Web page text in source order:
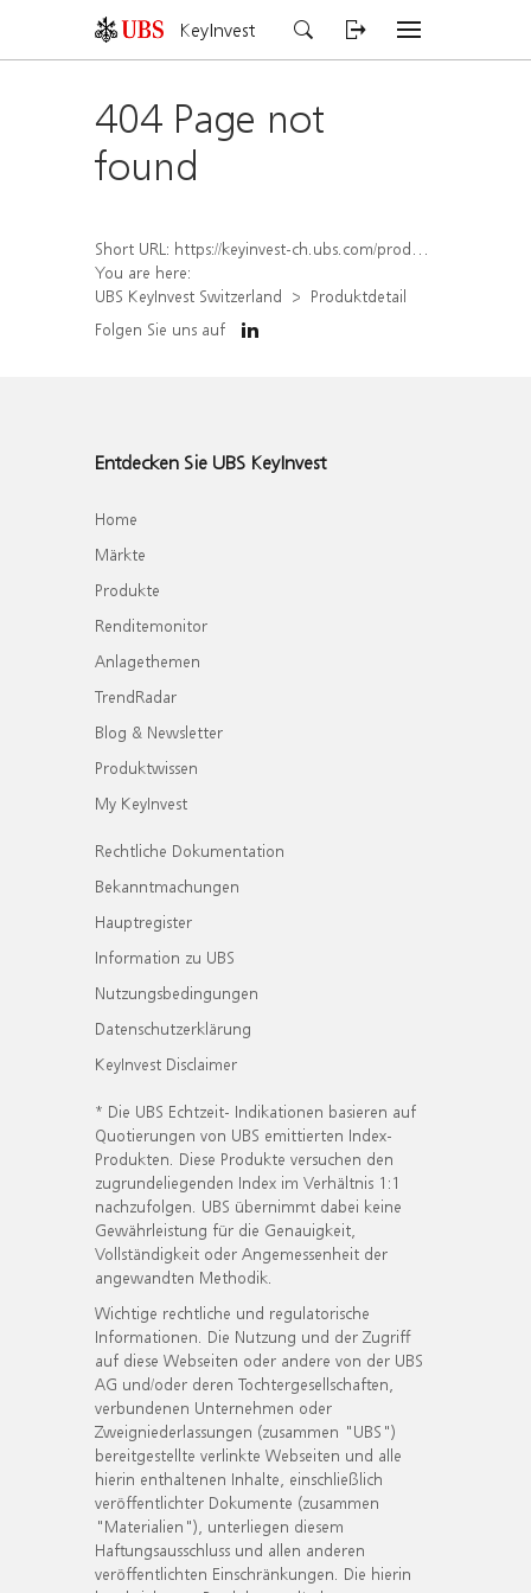
KeyInvest
404 Page not
found
Short URL: https://keyinvest-ch.ubs.com/produkt/detail/index/isin/CH1572296411
You are here:
UBS KeyInvest Switzerland
Produktdetail
Folgen Sie uns auf
Entdecken Sie UBS KeyInvest
Home
Märkte
Produkte
Renditemonitor
Anlagethemen
TrendRadar
Blog & Newsletter
Produktwissen
My KeyInvest
Rechtliche Dokumentation
Bekanntmachungen
Hauptregister
Information zu UBS
Nutzungsbedingungen
Datenschutzerklärung
KeyInvest Disclaimer
* Die UBS Echtzeit- Indikationen basieren auf
Quotierungen von UBS emittierten Index-
Produkten. Diese Produkte versuchen den
zugrundeliegenden Index im Verhältnis 1:1
nachzufolgen. UBS übernimmt dabei keine
Gewährleistung für die Genauigkeit,
Vollständigkeit oder Angemessenheit der
angewandten Methodik.
Wichtige rechtliche und regulatorische
Informationen. Die Nutzung und der Zugriff
auf diese Webseiten oder andere von der UBS
AG und/oder deren Tochtergesellschaften,
verbundenen Unternehmen oder
Zweigniederlassungen (zusammen "UBS")
bereitgestellte verlinkte Webseiten und alle
hierin enthaltenen Inhalte, einschließlich
veröffentlichter Dokumente (zusammen
"Materialien"), unterliegen diesem
Haftungsausschluss und allen anderen
veröffentlichten Einschränkungen. Die hierin